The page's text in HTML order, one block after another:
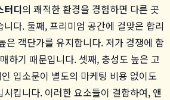
터디의 쾌적한 환경을 경험하면 다른 곳
다. 둘째, 프리미엄 공간에 걸맞은 합리
은 객단가를 유지합니다. 저가 경쟁에 함
하기 때문입니다. 셋째, 충성도 높은 고
입소문이 별도의 마케팅 비용 없이도
킵니다. 이러한 요소들이 결합하여, 앤